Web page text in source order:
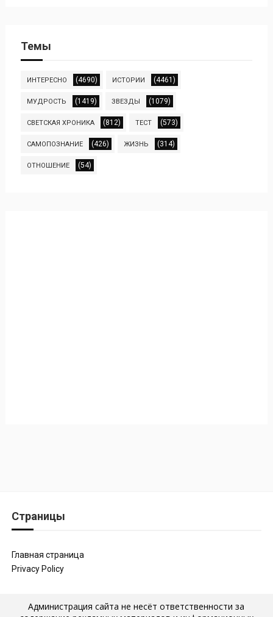
Темы
ИНТЕРЕСНО (4690) ИСТОРИИ (4461)
МУДРОСТЬ (1419) ЗВЕЗДЫ (1079)
СВЕТСКАЯ ХРОНИКА (812) ТЕСТ (573)
САМОПОЗНАНИЕ (426) ЖИЗНЬ (314)
ОТНОШЕНИЕ (54)
Страницы
Главная страница
Privacy Policy
Администрация сайта не несёт ответственности за